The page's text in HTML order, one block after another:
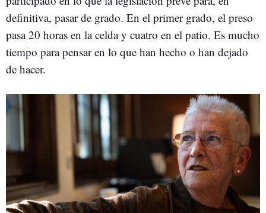
definitiva, pasar de grado. En el primer grado, el preso
pasa 20 horas en la celda y cuatro en el patio. Es mucho
tiempo para pensar en lo que han hecho o han dejado
de hacer.